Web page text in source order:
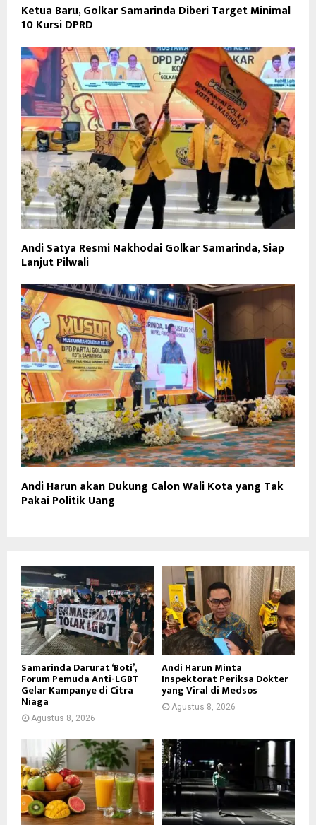
Ketua Baru, Golkar Samarinda Diberi Target Minimal
10 Kursi DPRD
Andi Satya Resmi Nakhodai Golkar Samarinda, Siap
Lanjut Pilwali
Andi Harun akan Dukung Calon Wali Kota yang Tak
Pakai Politik Uang
Samarinda Darurat ‘Boti’,
Forum Pemuda Anti-LGBT
Gelar Kampanye di Citra
Niaga
Agustus 8, 2026
Andi Harun Minta
Inspektorat Periksa Dokter
yang Viral di Medsos
Agustus 8, 2026